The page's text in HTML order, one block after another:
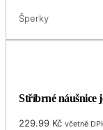
Šperky
Stříbrné náušnice
229.99 Kč včetně